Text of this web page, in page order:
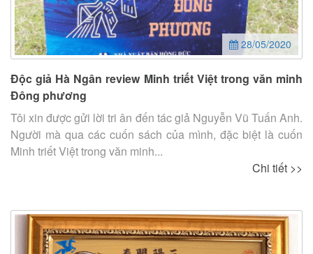
28/05/2020
Độc giả Hà Ngân review Minh triết Việt trong văn minh
Đông phương
Tôi xin được gửi lời tri ân đến tác giả Nguyễn Vũ Tuấn Anh.
Người mà qua các cuốn sách của mình, đặc biệt là cuốn
Minh triết Việt trong văn minh...
Chi tiết >>